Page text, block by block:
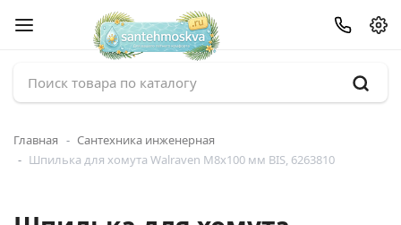
Главная
Сантехника инженерная
Шпилька для хомута Walraven М8х100 мм BIS, 6263810